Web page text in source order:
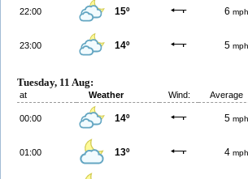
22:00 15º 6 mph
23:00 14º 5 mph
Tuesday, 11 Aug:
at Weather Wind: Average
00:00 14º 5 mph
01:00 13º 4 mph